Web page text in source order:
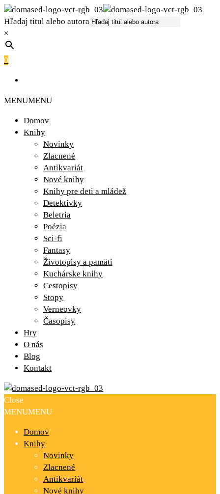
Hľadaj titul alebo autora
×
0
MENUMENU
Domov
Knihy
Novinky
Zlacnené
Antikvariát
Nové knihy
Knihy pre deti a mládež
Detektívky
Beletria
Poézia
Sci-fi
Fantasy
Životopisy a pamäti
Kuchárske knihy
Cestopisy
Stopy
Verneovky
Časopisy
Hry
O nás
Blog
Kontakt
Close
MENUMENU
Domov
Knihy
Novinky
Zlacnené
Antikvariát
Nové knihy